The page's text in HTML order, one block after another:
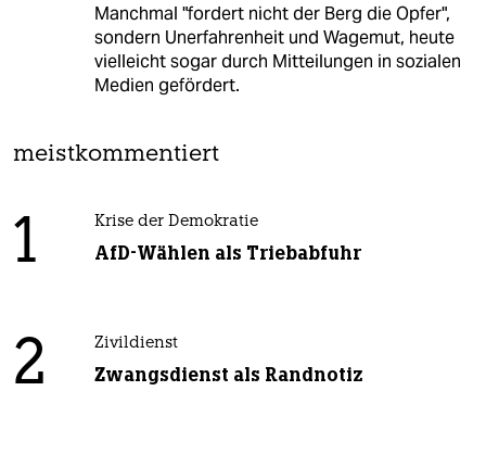
Manchmal "fordert nicht der Berg die Opfer",
sondern Unerfahrenheit und Wagemut, heute
vielleicht sogar durch Mitteilungen in sozialen
Medien gefördert.
meistkommentiert
1 Krise der Demokratie
AfD-Wählen als Triebabfuhr
2 Zivildienst
Zwangsdienst als Randnotiz